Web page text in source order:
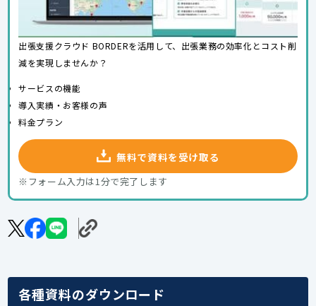
出張支援クラウド BORDERを活用して、出張業務の効率化とコスト削
減を実現しませんか？
サービスの機能
導入実績・お客様の声
料金プラン
無料で資料を受け取る
※フォーム入力は1分で完了します
各種資料のダウンロード